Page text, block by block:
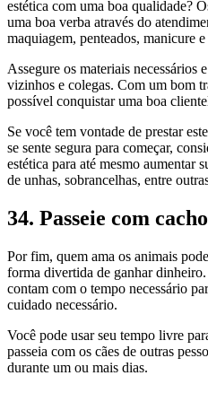
estética com uma boa qualidade?
uma boa verba através do
maquiagem, penteados, manicure
Assegure os materiais necessários
vizinhos e colegas. Com um bom
possível conquistar uma boa
Se você tem vontade de prestar
se sente segura para começar,
estética para até mesmo aumentar
de unhas, sobrancelhas, entre
34. Passeie com
Por fim, quem ama os animais
forma divertida de ganhar
contam com o tempo necessário
cuidado necessário.
Você pode usar seu tempo livre
passeia com os cães de outras
durante um ou mais dias.